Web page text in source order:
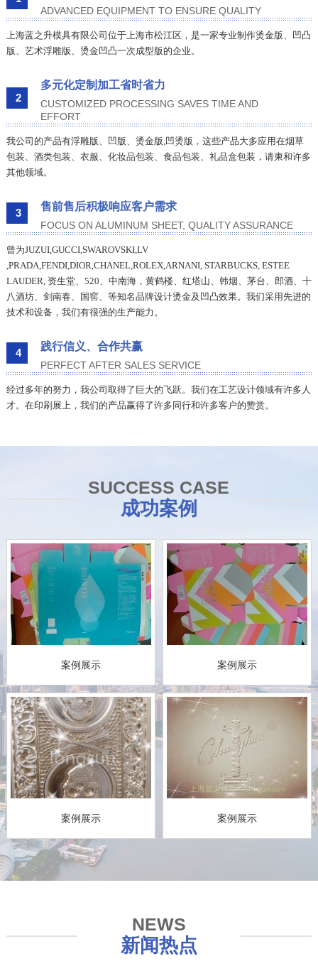
ADVANCED EQUIPMENT TO ENSURE QUALITY
上海蓝之升模具有限公司位于上海市松江区，是一家专业制作烫金版、凹凸
版、艺术浮雕版、烫金凹凸一次成型版的企业。
2
多元化定制加工省时省力
CUSTOMIZED PROCESSING SAVES TIME AND
EFFORT
我公司的产品有浮雕版、凹版、烫金版,凹烫版，这些产品大多应用在烟草
包装、酒类包装、衣服、化妆品包装、食品包装、礼品盒包装，请柬和许多
其他领域。
3 售前售后积极响应客户需求
FOCUS ON ALUMINUM SHEET, QUALITY ASSURANCE
曾为JUZUI,GUCCI,SWAROVSKI,LV
,PRADA,FENDI,DIOR,CHANEL,ROLEX,ARNANI, STARBUCKS, ESTEE
LAUDER, 资生堂、520、中南海，黄鹤楼、红塔山、韩烟、茅台、郎酒、十
八酒坊、剑南春、国窖、等知名品牌设计烫金及凹凸效果。我们采用先进的
技术和设备，我们有很强的生产能力。
4 践行信义、合作共赢
PERFECT AFTER SALES SERVICE
经过多年的努力，我公司取得了巨大的飞跃。我们在工艺设计领域有许多人
才。在印刷展上，我们的产品赢得了许多同行和许多客户的赞赏。
SUCCESS CASE
成功案例
案例展示 案例展示
案例展示 案例展示
NEWS
新闻热点